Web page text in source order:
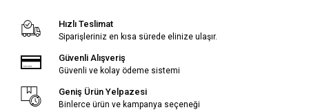
Hızlı Teslimat
Siparişleriniz en kısa sürede elinize ulaşır.
Güvenli Alışveriş
Güvenli ve kolay ödeme sistemi
Geniş Ürün Yelpazesi
Binlerce ürün ve kampanya seçeneği